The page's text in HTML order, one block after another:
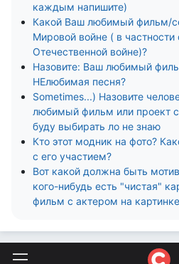
каждым напишите)
Какой Ваш любимый фильм/
Мировой войне ( в частности
Отечественной войне)?
Назовите: Ваш любимый
НЕлюбимая песня?
Sometimes...) Назовите
любимый фильм или проект
буду выбирать ло не знаю
Кто этот модник на фото?
с его участием?
Вот какой должна быть
кого-нибудь есть "чистая"
фильм с актером на